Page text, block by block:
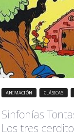
ANIMACIÓN CLÁSICAS
Sinfonías
Los tres